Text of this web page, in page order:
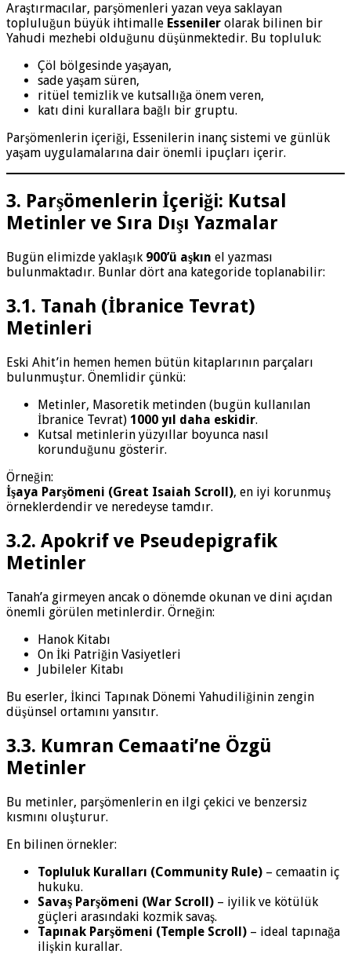
Araştırmacılar, parşömenleri yazan veya saklayan
topluluğun büyük ihtimalle Esseniler olarak bilinen bir
Yahudi mezhebi olduğunu düşünmektedir. Bu topluluk:
Çöl bölgesinde yaşayan,
sade yaşam süren,
ritüel temizlik ve kutsallığa önem veren,
katı dini kurallara bağlı bir gruptu.
Parşömenlerin içeriği, Essenilerin inanç sistemi ve günlük
yaşam uygulamalarına dair önemli ipuçları içerir.
3. Parşömenlerin İçeriği: Kutsal
Metinler ve Sıra Dışı Yazmalar
Bugün elimizde yaklaşık 900’ü aşkın el yazması
bulunmaktadır. Bunlar dört ana kategoride toplanabilir:
3.1. Tanah (İbranice Tevrat)
Metinleri
Eski Ahit’in hemen hemen bütün kitaplarının parçaları
bulunmuştur. Önemlidir çünkü:
Metinler, Masoretik metinden (bugün kullanılan
İbranice Tevrat) 1000 yıl daha eskidir.
Kutsal metinlerin yüzyıllar boyunca nasıl
korunduğunu gösterir.
Örneğin:
İşaya Parşömeni (Great Isaiah Scroll), en iyi korunmuş
örneklerdendir ve neredeyse tamdır.
3.2. Apokrif ve Pseudepigrafik
Metinler
Tanah’a girmeyen ancak o dönemde okunan ve dini açıdan
önemli görülen metinlerdir. Örneğin:
Hanok Kitabı
On İki Patriğin Vasiyetleri
Jubileler Kitabı
Bu eserler, İkinci Tapınak Dönemi Yahudiliğinin zengin
düşünsel ortamını yansıtır.
3.3. Kumran Cemaati’ne Özgü
Metinler
Bu metinler, parşömenlerin en ilgi çekici ve benzersiz
kısmını oluşturur.
En bilinen örnekler:
Topluluk Kuralları (Community Rule) – cemaatin iç
hukuku.
Savaş Parşömeni (War Scroll) – iyilik ve kötülük
güçleri arasındaki kozmik savaş.
Tapınak Parşömeni (Temple Scroll) – ideal tapınağa
ilişkin kurallar.